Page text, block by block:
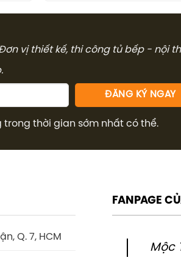
vị thiết kế, thi công tủ bếp - nội
trong thời gian sớm nhất có thể.
Q. 7, HCM
FANPAGE
Mộc